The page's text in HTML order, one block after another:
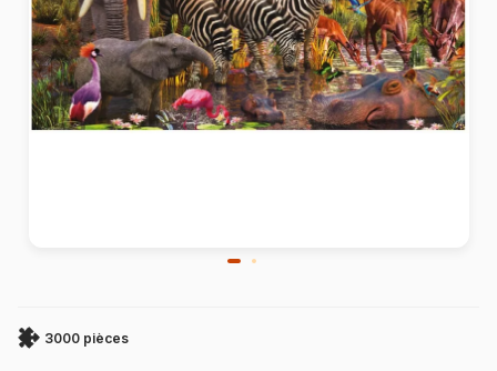
3000 pièces